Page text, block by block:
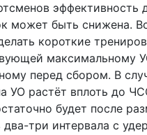
эффективность
может быть снижена.
короткие
максимальному
перед сбором. В
УО растёт вплоть до
будет после
два-три интервала с